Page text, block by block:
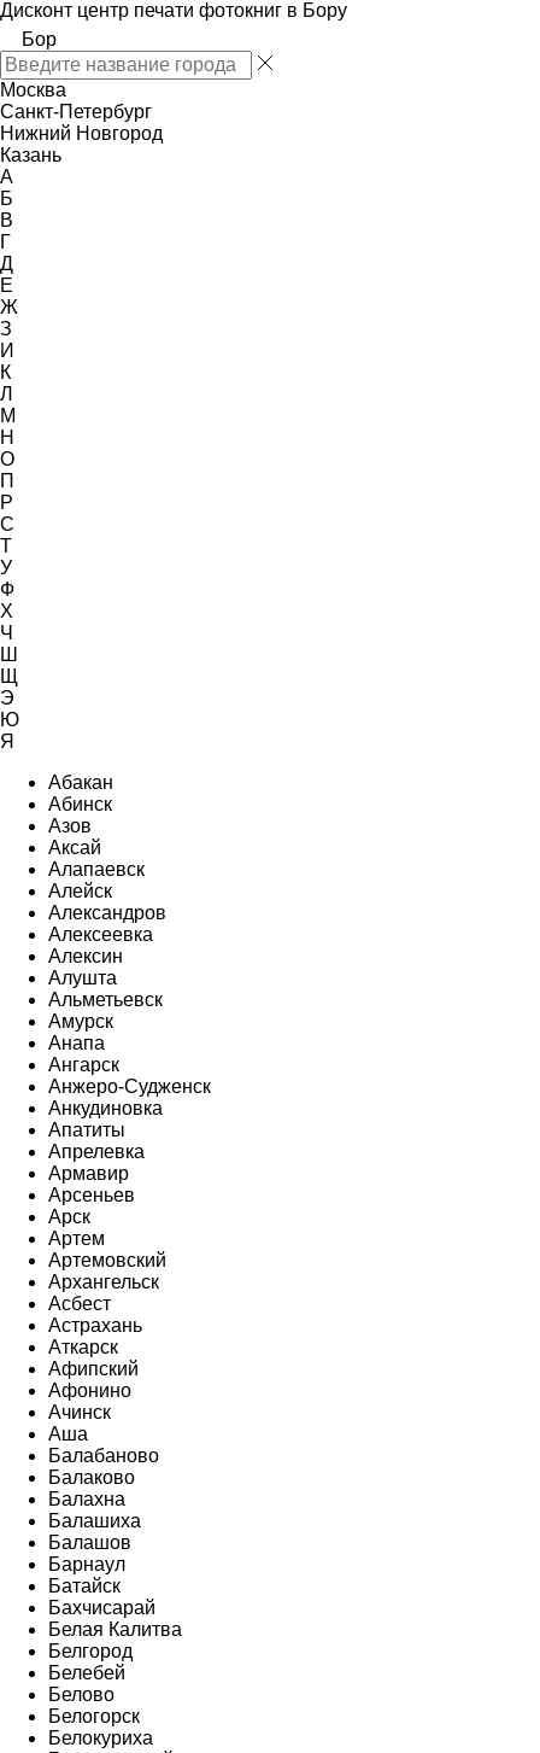
Дисконт центр печати фотокниг в Бору
Бор
Москва
Санкт-Петербург
Нижний Новгород
Казань
А
Б
В
Г
Д
Е
Ж
З
И
К
Л
М
Н
О
П
Р
С
Т
У
Ф
Х
Ч
Ш
Щ
Э
Ю
Я
Абакан
Абинск
Азов
Аксай
Алапаевск
Алейск
Александров
Алексеевка
Алексин
Алушта
Альметьевск
Амурск
Анапа
Ангарск
Анжеро-Судженск
Анкудиновка
Апатиты
Апрелевка
Армавир
Арсеньев
Арск
Артем
Артемовский
Архангельск
Асбест
Астрахань
Аткарск
Афипский
Афонино
Ачинск
Аша
Балабаново
Балаково
Балахна
Балашиха
Балашов
Барнаул
Батайск
Бахчисарай
Белая Калитва
Белгород
Белебей
Белово
Белогорск
Белокуриха